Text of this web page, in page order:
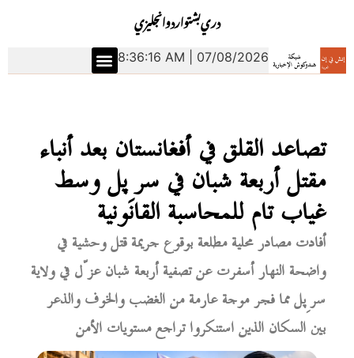
انجليزياردوبشتودري
8:36:17 AM | 07/08/2026
تصاعد القلق في أفغانستان بعد أنباء
مقتل أربعة شبان في سرِپل وسط
غياب تام للمحاسبة القانونية
أفادت مصادر محلية مطلعة بوقوع جريمة قتل وحشية في
واضحة النهار أسفرت عن تصفية أربعة شبان عزّل في ولاية
سرِپل مما فجر موجة عارمة من الغضب والخوف والذعر
بين السكان الذين استنكروا تراجع مستويات الأمن